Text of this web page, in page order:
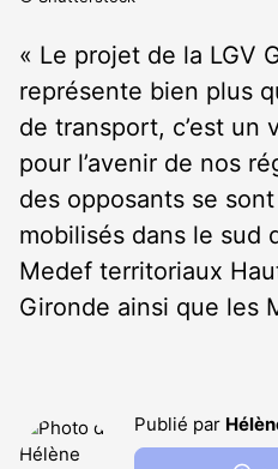
« Le projet de la LGV
représente bien plus
de transport, c’est un
pour l’avenir de nos
des opposants se
mobilisés dans le sud
Medef territoriaux
Gironde ainsi que les
Publié par